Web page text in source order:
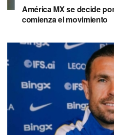
América MX se decide
comienza el movimiento